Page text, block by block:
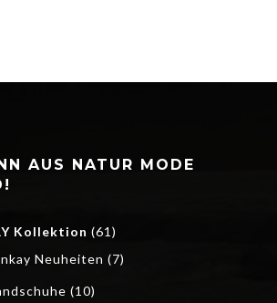
AUS NATUR MODE
Kollektion (61)
Neuheiten (7)
(10)